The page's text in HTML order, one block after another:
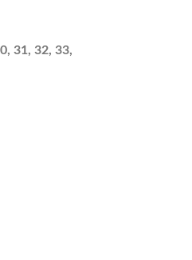
31, 32, 33,